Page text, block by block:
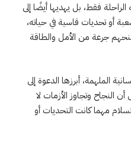
فقط، بل يهديها أيضًا إلى
تحديات قاسية في حياته،
جرعة من الأمل والطاقة
الملهمة، أبرزها الدعوة إلى
أن النجاح وتجاوز الأزمات لا
مهما كانت التحديات أو